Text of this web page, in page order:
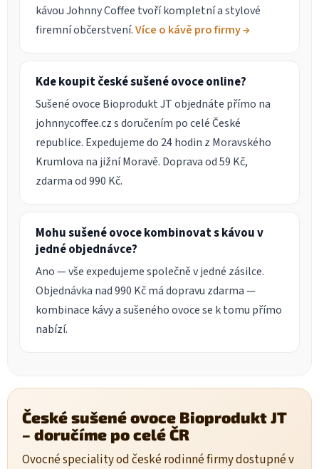
kávou Johnny Coffee tvoří kompletní a stylové
firemní občerstvení.Více o kávě pro firmy →
Kde koupit české sušené ovoce online?
Sušené ovoce Bioprodukt JT objednáte přímo na
johnnycoffee.cz s doručením po celé České
republice. Expedujeme do 24 hodin z Moravského
Krumlova na jižní Moravě. Doprava od 59 Kč,
zdarma od 990 Kč.
Mohu sušené ovoce kombinovat s kávou v
jedné objednávce?
Ano — vše expedujeme společně v jedné zásilce.
Objednávka nad 990 Kč má dopravu zdarma —
kombinace kávy a sušeného ovoce se k tomu přímo
nabízí.
České sušené ovoce Bioprodukt JT
– doručíme po celé ČR
Ovocné speciality od české rodinné firmy dostupné v